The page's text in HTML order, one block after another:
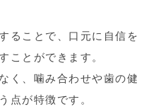
ることで、口元に自信を
ことができます。
く、噛み合わせや歯の健
点が特徴です。